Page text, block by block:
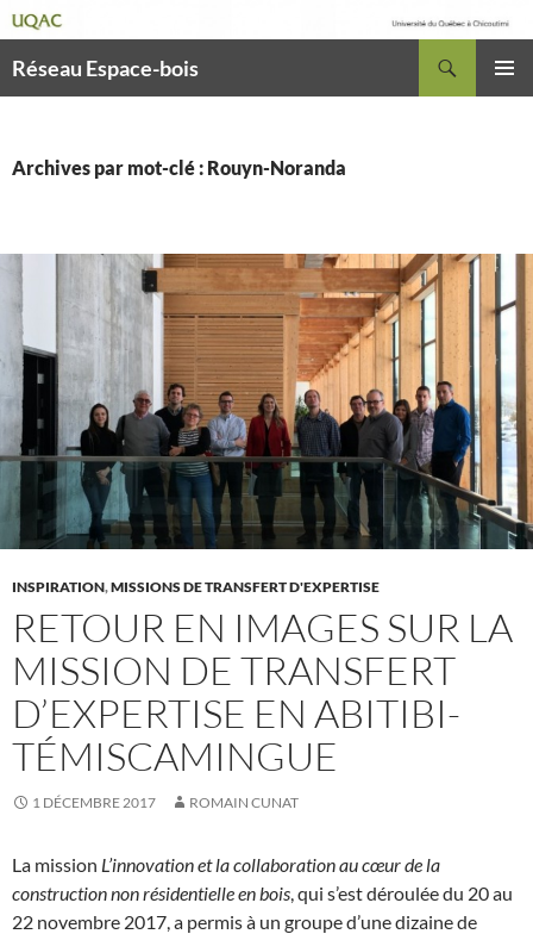
Réseau Espace-bois
Archives par mot-clé : Rouyn-Noranda
INSPIRATION,MISSIONS DE TRANSFERT D'EXPERTISE
RETOUR EN IMAGES SUR LA
MISSION DE TRANSFERT
D’EXPERTISE EN ABITIBI-
TÉMISCAMINGUE
1 DÉCEMBRE 2017 ROMAIN CUNAT
La mission L’innovation et la collaboration au cœur de la
construction non résidentielle en bois , qui s’est déroulée du 20 au
22 novembre 2017, a permis à un groupe d’une dizaine de